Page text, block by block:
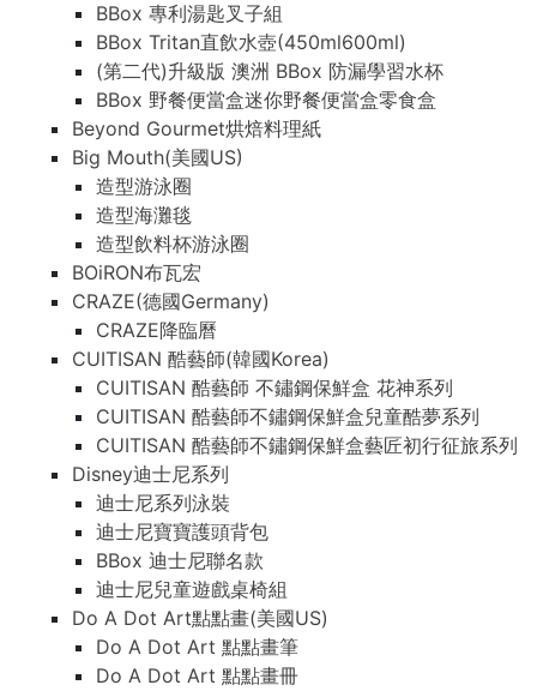
BBox 專利湯匙叉子組
BBox Tritan直飲水壺(450ml600ml)
(第二代)升級版 澳洲 BBox 防漏學習水杯
BBox 野餐便當盒迷你野餐便當盒零食盒
Beyond Gourmet烘焙料理紙
Big Mouth(美國US)
造型游泳圈
造型海灘毯
造型飲料杯游泳圈
BOiRON布瓦宏
CRAZE(德國Germany)
CRAZE降臨曆
CUITISAN 酷藝師(韓國Korea)
CUITISAN 酷藝師 不鏽鋼保鮮盒 花神系列
CUITISAN 酷藝師不鏽鋼保鮮盒兒童酷夢系列
CUITISAN 酷藝師不鏽鋼保鮮盒藝匠初行征旅系列
Disney迪士尼系列
迪士尼系列泳裝
迪士尼寶寶護頭背包
BBox 迪士尼聯名款
迪士尼兒童遊戲桌椅組
Do A Dot Art點點畫(美國US)
Do A Dot Art 點點畫筆
Do A Dot Art 點點畫冊